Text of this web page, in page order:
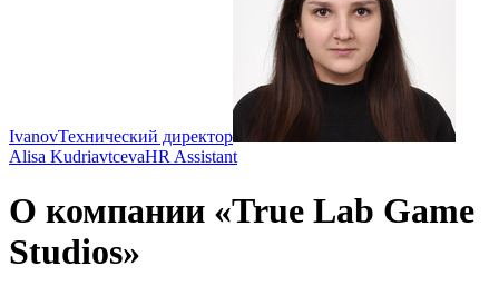
IvanovТехнический директор
Alisa KudriavtcevaHR Assistant
О компании «True Lab Game
Studios»